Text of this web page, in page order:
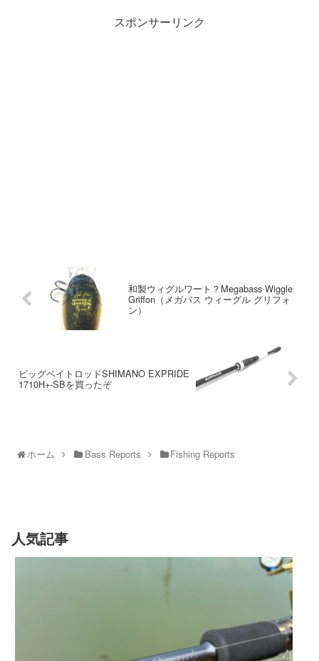
スポンサーリンク
和製ウィグルワート？Megabass Wiggle
Griffon（メガバス ウィーグル グリフォ
ン）
ビッグベイトロッドSHIMANO EXPRIDE
1710H+-SBを買ったぞ
ホーム Bass Reports Fishing Reports
人気記事